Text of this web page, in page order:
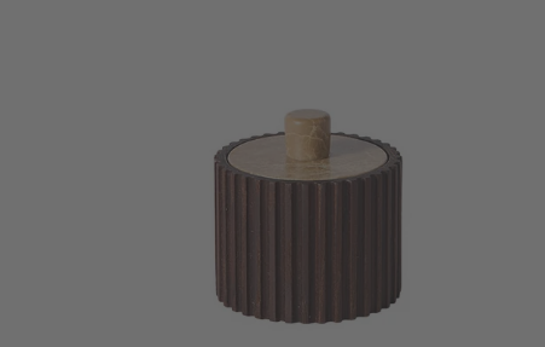
Wunschliste hinzufügen